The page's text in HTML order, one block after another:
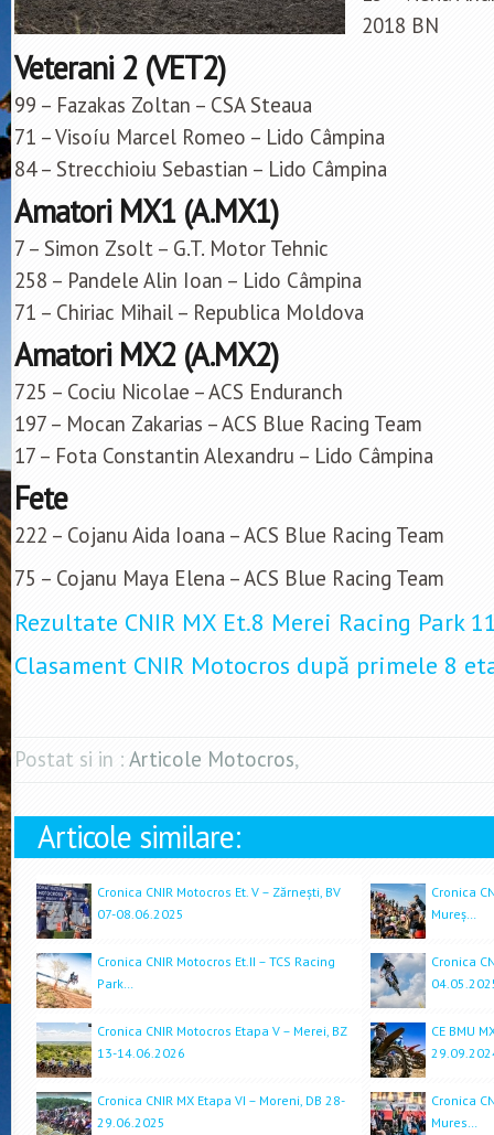
2018 BN
Veterani 2 (VET2)
99 – Fazakas Zoltan – CSA Steaua
71 – Visoíu Marcel Romeo – Lido Câmpina
84 – Strecchioiu Sebastian – Lido Câmpina
Amatori MX1 (A.MX1)
7 – Simon Zsolt – G.T. Motor Tehnic
258 – Pandele Alin Ioan – Lido Câmpina
71 – Chiriac Mihail – Republica Moldova
Amatori MX2 (A.MX2)
725 – Cociu Nicolae – ACS Enduranch
197 – Mocan Zakarias – ACS Blue Racing Team
17 – Fota Constantin Alexandru – Lido Câmpina
Fete
222 – Cojanu Aida Ioana – ACS Blue Racing Team
75 – Cojanu Maya Elena – ACS Blue Racing Team
Rezultate CNIR MX Et.8 Merei Racing Park
Clasament CNIR Motocros după primele 8
Postat si in : Articole Motocros,
Articole similare:
Cronica CNIR Motocros Et. V – Zărnești, BV
07-08.06.2025
Cronica
Mureș…
Cronica CNIR Motocros Et.II – TCS Racing
Park…
Cronica
Cronica CNIR Motocros Etapa V – Merei, BZ
13-14.06.2026
CE BMU
Cronica CNIR MX Etapa VI – Moreni, DB 28-
29.06.2025
Cronica
Mures…